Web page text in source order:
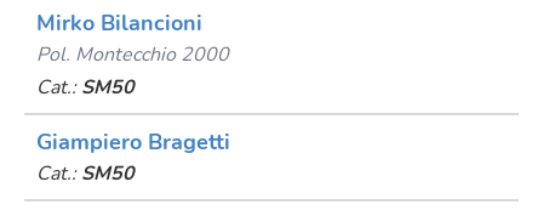
Mirko Bilancioni
Pol. Montecchio 2000
Cat.: SM50
Giampiero Bragetti
Cat.: SM50